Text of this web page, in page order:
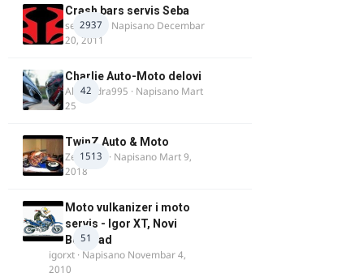
2937
Crash bars servis Seba
seba011 · Napisano Decembar
20, 2011
42
Charlie Auto-Moto delovi
Alexandra995 · Napisano Mart
25
1513
TwinZ Auto & Moto
Zeljkamp · Napisano Mart 9,
2018
51
Moto vulkanizer i moto
servis - Igor XT, Novi
Beograd
igorxt · Napisano Novembar 4,
2010